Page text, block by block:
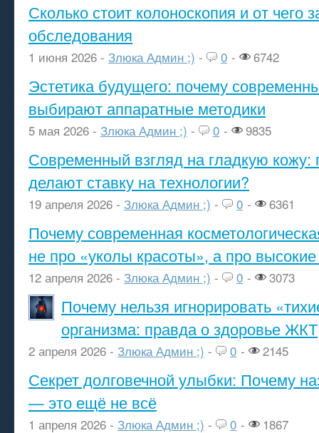
Сколько стоит колоноскопия и от чего
обследования
1 июня 2026 - Злюка Админ ;) - 0 - 6742
Эстетика будущего: почему
выбирают аппаратные методики
5 мая 2026 - Злюка Админ ;) - 0 - 9835
Современный взгляд на гладкую кожу:
делают ставку на технологии?
19 апреля 2026 - Злюка Админ ;) - 0 - 6361
Почему современная
не про «уколы красоты», а про высокие
12 апреля 2026 - Злюка Админ ;) - 0 - 3073
Почему нельзя игнорировать
организма: правда о здоровье ЖКТ
2 апреля 2026 - Злюка Админ ;) - 0 - 2145
Секрет долговечной улыбки: Почему
— это ещё не всё
1 апреля 2026 - Злюка Админ ;) - 0 - 1867